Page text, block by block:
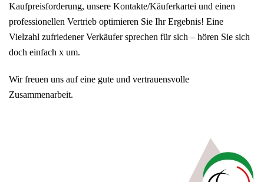
Kaufpreisforderung, unsere Kontakte/Käuferkartei und einen
professionellen Vertrieb optimieren Sie Ihr Ergebnis! Eine
Vielzahl zufriedener Verkäufer sprechen für sich – hören Sie sich
doch einfach x um.
Wir freuen uns auf eine gute und vertrauensvolle
Zusammenarbeit.